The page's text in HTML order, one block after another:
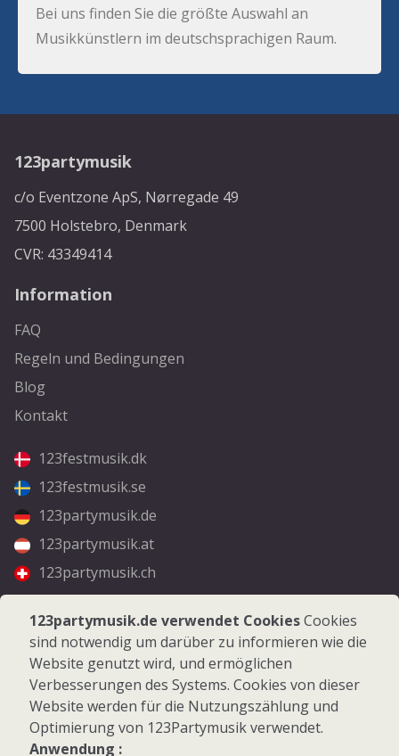
Bei uns finden Sie die größte Auswahl an
Musikkünstlern im deutschsprachigen Raum.
123partymusik
c/o Eventzone ApS, Nørregade 49
7500 Holstebro, Denmark
CVR: 43349414
Information
FAQ
Regeln und Bedingungen
Blog
Kontakt
123festmusik.dk
123festmusik.se
123partymusik.de
123partymusik.at
123partymusik.ch
Folgen Sie uns
Facebook
Instagram
123partymusik.de verwendet CookiesCookies
sind notwendig um darüber zu informieren wie die
Website genutzt wird, und ermöglichen
Verbesserungen des Systems. Cookies von dieser
Website werden für die Nutzungszählung und
Optimierung von 123Partymusik verwendet.
Anwendung :